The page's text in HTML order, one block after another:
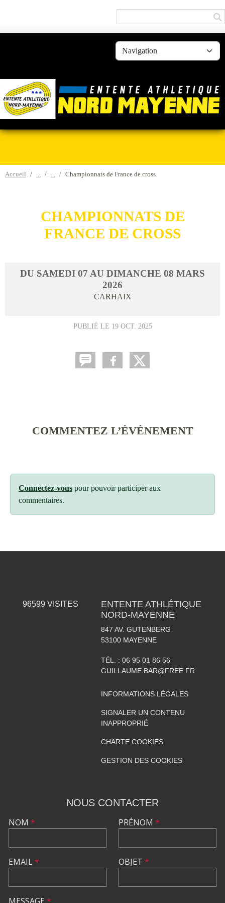
Accueil Championnats de France de cross
CHAMPIONNATS DE
FRANCE DE CROSS
DU SAMEDI 07 AU DIMANCHE 08 MARS
2026
CARHAIX
PUBLIÉ LE 19 OCT. 2025
COMMENTEZ L’ÉVÈNEMENT
Connectez-vous pour pouvoir participer aux
commentaires.
96599 VISITES
ENTENTE ATHLÉTIQUE
NORD-MAYENNE
847 AV. GUTENBERG
53100 MAYENNE
TÉL. : 06 95 01 86 56
GUILLAUME.BAR@FREE.FR
INFORMATIONS LÉGALES
SIGNALER UN CONTENU
INAPPROPRIÉ
CHARTE COOKIES
GESTION DES COOKIES
NOUS CONTACTER
NOM *
EMAIL*
PRÉNOM *
OBJET *
MESSAGE *